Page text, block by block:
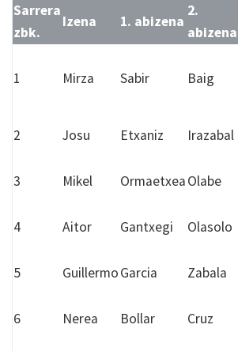
Sarrera
zbk.
Izena 1. abizena
2.
abizena
1 Mirza Sabir Baig
2 Josu Etxaniz Irazabal
3 Mikel OrmaetxeaOlabe
4 Aitor Gantxegi Olasolo
5 GuillermoGarcia Zabala
6 Nerea Bollar Cruz